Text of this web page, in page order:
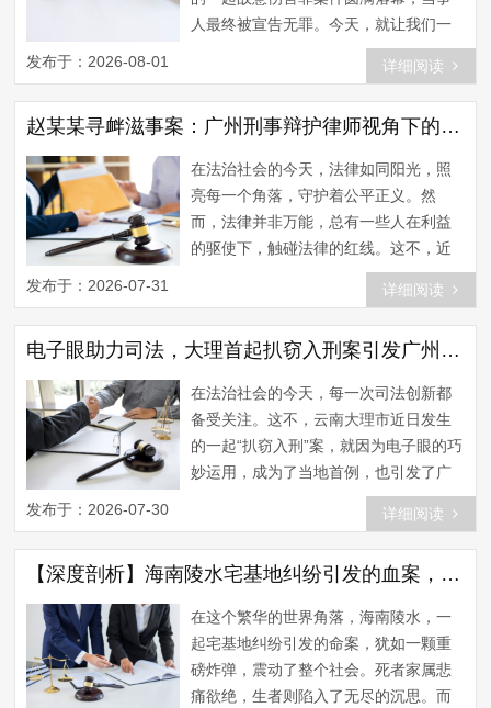
件不仅揭示了逃税的严重后果...
人最终被宣告无罪。今天，就让我们一
起回顾这个案例，探讨广州刑事律师在
故意伤害罪案件中的辩护策略。 一、案
件回顾 2021年5月，犯罪嫌疑人邬某某
因琐事与受害人发生争执，一时冲动，
速介入调查，邬某某被依法刑事拘留。
案件进入起诉阶段后，受害人坚持要求
追究邬某某的刑事责...
发布于：2026-08-01 详细阅读
赵某某寻衅滋事案：广州刑事辩护律师视角下的法律解析与启示
在法治社会的今天，法律如同阳光，照
亮每一个角落，守护着公平正义。然
而，法律并非万能，总有一些人在利益
的驱使下，触碰法律的红线。这不，近
日，赵某某因寻衅滋事罪案被依法审
判，引发了社会广泛关注。作为一名广
州刑事辩护律师，我想从法律的角度，
为大家分析这起案件，并探讨其中所蕴
男，某市人。2019年，赵某某因与他人
发生纠纷，心生报复之意。在未经他人
同意的情况下，赵某某纠...
发布于：2026-07-31 详细阅读
电子眼助力司法，大理首起扒窃入刑案引发广州刑事律师热议
在法治社会的今天，每一次司法创新都
备受关注。这不，云南大理市近日发生
的一起“扒窃入刑”案，就因为电子眼的巧
妙运用，成为了当地首例，也引发了广
大广州刑事律师的热议。在这篇文章
中，我们将深入探讨这一案例，并结合
广州刑事律师的视角，分析电子技术在
司法实践中的应用及未来发展趋势。
关注 据悉，这起案件发生在大理市某繁
华商业街区，一名女子在行走过程中，
遭遇扒窃。监控录像显示...
发布于：2026-07-30 详细阅读
【深度剖析】海南陵水宅基地纠纷引发的血案，广州刑事辩护律师如何守护正义？
在这个繁华的世界角落，海南陵水，一
起宅基地纠纷引发的命案，犹如一颗重
磅炸弹，震动了整个社会。死者家属悲
痛欲绝，生者则陷入了无尽的沉思。而